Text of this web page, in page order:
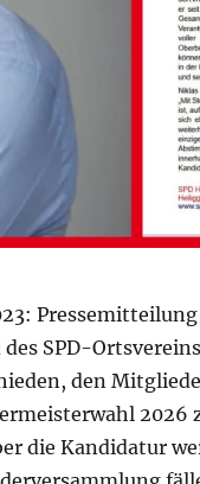
SPD-
den
2026
die Kandidatur